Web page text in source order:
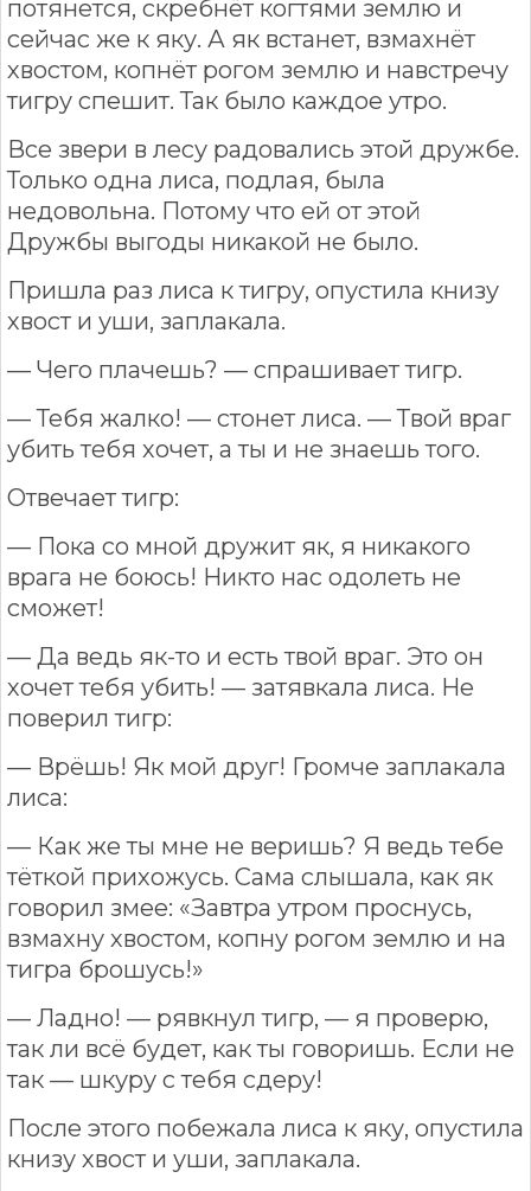
потянется, скребнёт когтями землю и
сейчас же к яку. А як встанет, взмахнёт
хвостом, копнёт рогом землю и навстречу
тигру спешит. Так было каждое утро.
Все звери в лесу радовались этой дружбе.
Только одна лиса, подлая, была
недовольна. Потому что ей от этой
Дружбы выгоды никакой не было.
Пришла раз лиса к тигру, опустила книзу
хвост и уши, заплакала.
— Чего плачешь? — спрашивает тигр.
— Тебя жалко! — стонет лиса. — Твой враг
убить тебя хочет, а ты и не знаешь того.
Отвечает тигр:
— Пока со мной дружит як, я никакого
врага не боюсь! Никто нас одолеть не
сможет!
— Да ведь як-то и есть твой враг. Это он
хочет тебя убить! — затявкала лиса. Не
поверил тигр:
— Врёшь! Як мой друг! Громче заплакала
лиса:
— Как же ты мне не веришь? Я ведь тебе
тёткой прихожусь. Сама слышала, как як
говорил змее: «Завтра утром проснусь,
взмахну хвостом, копну рогом землю и на
тигра брошусь!»
— Ладно! — рявкнул тигр, — я проверю,
так ли всё будет, как ты говоришь. Если не
так — шкуру с тебя сдеру!
После этого побежала лиса к яку, опустила
книзу хвост и уши, заплакала.